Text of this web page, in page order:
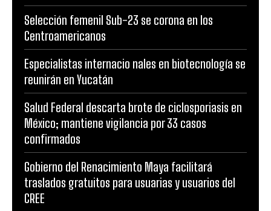
Selección femenil Sub-23 se corona en los
Centroamericanos
Especialistas internacio nales en biotecnología se
reunirán en Yucatán
Salud Federal descarta brote de ciclosporiasis en
México; mantiene vigilancia por 33 casos
confirmados
Gobierno del Renacimiento Maya facilitará
traslados gratuitos para usuarias y usuarios del
CREE